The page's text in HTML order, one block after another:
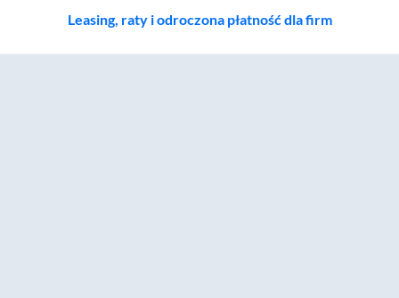
Leasing, raty i odroczona płatność dla firm